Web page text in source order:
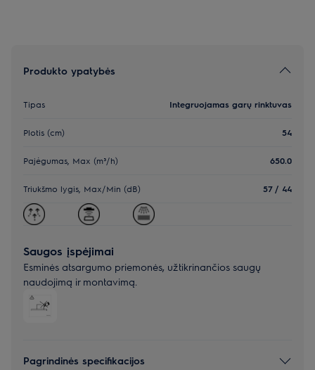
Produkto ypatybės
Tipas Integruojamas garų rinktuvas
Plotis (cm) 54
Pajėgumas, Max (m³/h) 650.0
Triukšmo lygis, Max/Min (dB) 57 / 44
Saugos įspėjimai
Esminės atsargumo priemonės, užtikrinančios saugų
naudojimą ir montavimą.
Pagrindinės specifikacijos